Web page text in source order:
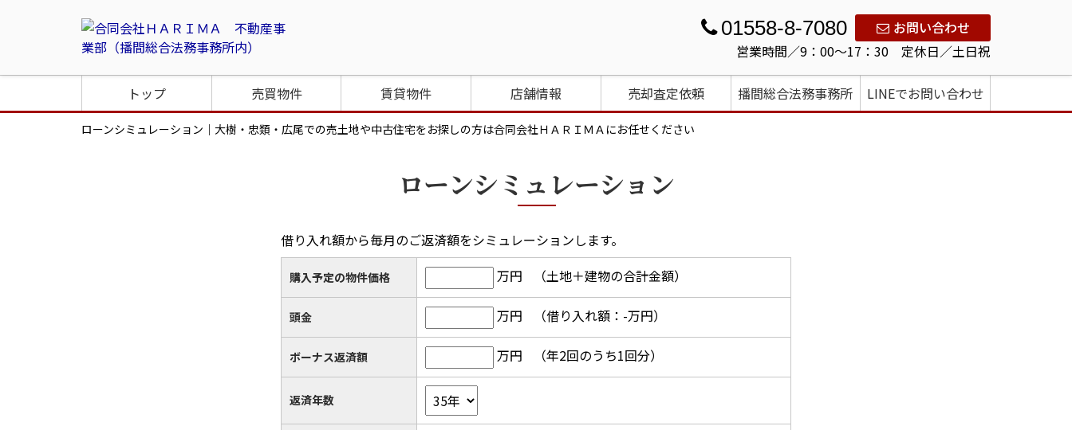
01558-8-7080
お問い合わせ
営業時間／9：00～17：30 定休日／土日祝
トップ 売買物件 賃貸物件 店舗情報 売却査定依頼 播間総合法務事務所 LINEでお問い合わせ
ローンシミュレーション｜大樹・忠類・広尾での売土地や中古住宅をお探しの方は合同会社ＨＡＲＩＭＡにお任せください
ローンシミュレーション
借り入れ額から毎月のご返済額をシミュレーションします。
購入予定の物件価格 万円 （土地＋建物の合計金額）
頭金 万円 （借り入れ額： -万円）
ボーナス返済額 万円 （年2回のうち1回分）
返済年数